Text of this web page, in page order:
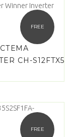
FREE
CH-S12FTX5
FREE